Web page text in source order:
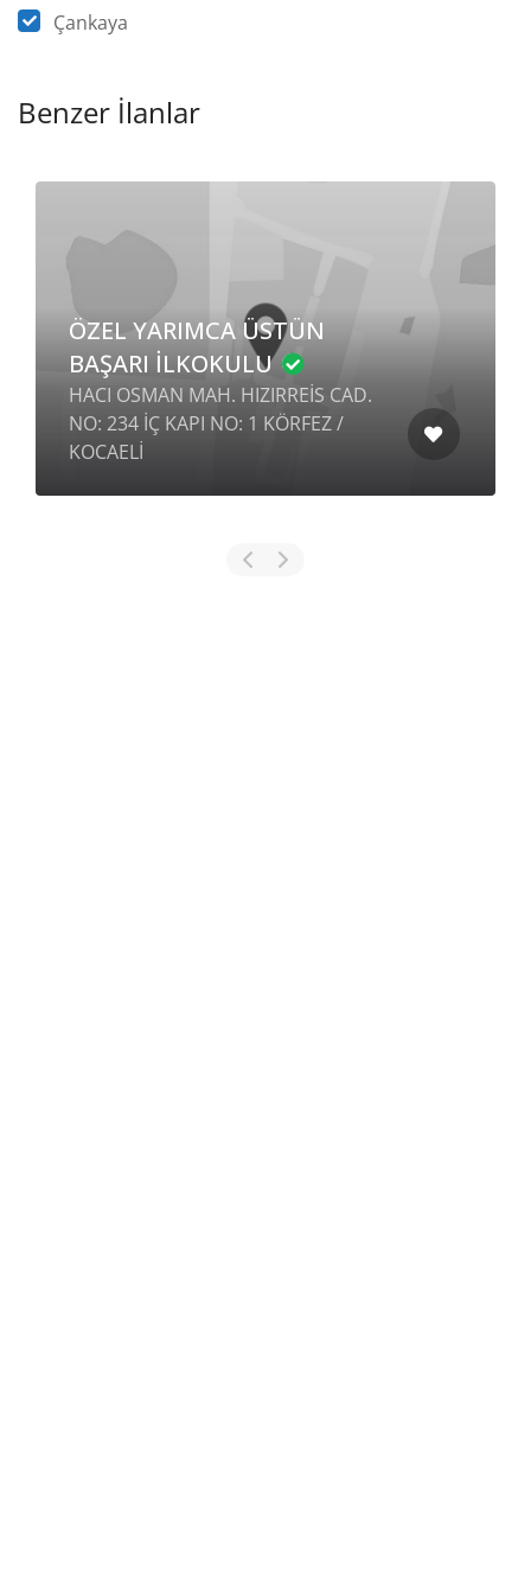
Çankaya
Benzer İlanlar
ÖZEL YARIMCA ÜSTÜN
BAŞARI İLKOKULU
HACI OSMAN MAH. HIZIRREİS CAD.
NO: 234 İÇ KAPI NO: 1 KÖRFEZ /
KOCAELİ